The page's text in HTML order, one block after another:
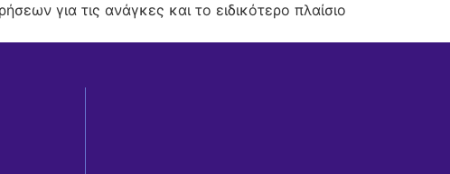
για τις ανάγκες και το ειδικότερο πλαίσιο